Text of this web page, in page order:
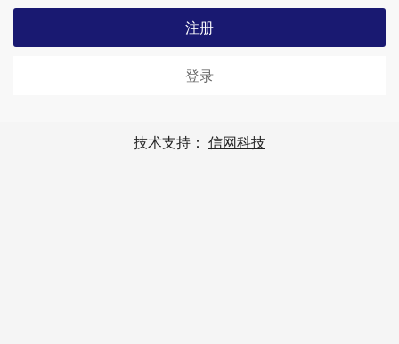
注册
登录
技术支持： 信网科技